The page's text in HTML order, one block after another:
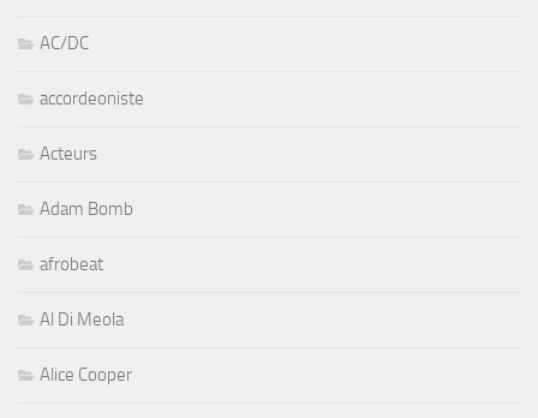
AC/DC
accordeoniste
Acteurs
Adam Bomb
afrobeat
Al Di Meola
Alice Cooper